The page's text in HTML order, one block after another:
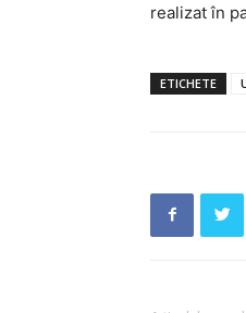
realizat în
ETICHETE